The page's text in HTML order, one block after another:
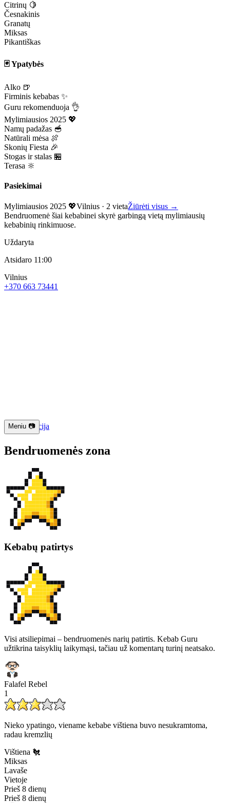
Citrinų 🍋
Česnakinis
Granatų
Miksas
Pikantiškas
🃏 Ypatybės
Alko 🍺
Firminis kebabas ✨
Guru rekomenduoja 👌
Mylimiausios 2025 💖
Namų padažas 🥣
Natūrali mėsa 🍖
Skonių Fiesta 🎉
Stogas ir stalas 🏪
Terasa 🔆
Pasiekimai
Mylimiausios 2025 💖Vilnius · 2 vietaŽiūrėti visus →
Bendruomenė šiai kebabinei skyrė garbingą vietą mylimiausių
kebabinių rinkimuose.
Uždaryta
Atsidaro 11:00
Vilnius
+370 663 73441
📱 Navigacija
Meniu 📷
Bendruomenės zona
Kebabų patirtys
Visi atsiliepimai – bendruomenės narių patirtis. Kebab Guru
užtikrina taisyklių laikymąsi, tačiau už komentarų turinį neatsako.
Falafel Rebel
1
Nieko ypatingo, viename kebabe vištiena buvo nesukramtoma,
radau kremzlių
Vištiena 🐔
Miksas
Lavaše
Vietoje
Prieš 8 dienų
Prieš 8 dienų